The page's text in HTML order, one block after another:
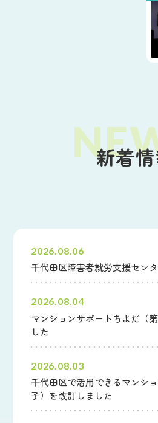
新着
2026.08.06
千代田区障害者就労支援セン
2026.08.04
マンションサポートちよだ（
した
2026.08.03
千代田区で活用できるマンシ
子）を改訂しました